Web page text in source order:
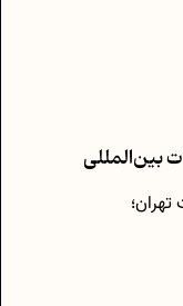
بین‌المللی